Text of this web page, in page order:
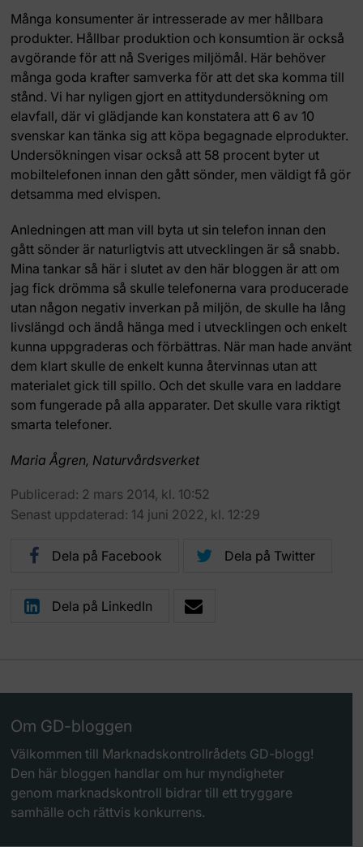
Många konsumenter är intresserade av mer hållbara
produkter. Hållbar produktion och konsumtion är också
avgörande för att nå Sveriges miljömål. Här behöver
många goda krafter samverka för att det ska komma till
stånd. Vi har nyligen gjort en attitydundersökning om
elavfall, där vi glädjande kan konstatera att 6 av 10
svenskar kan tänka sig att köpa begagnade elprodukter.
Undersökningen visar också att 58 procent byter ut
mobiltelefonen innan den gått sönder, men väldigt få gör
detsamma med elvispen.
Anledningen att man vill byta ut sin telefon innan den
gått sönder är naturligtvis att utvecklingen är så snabb.
Mina tankar så här i slutet av den här bloggen är att om
jag fick drömma så skulle telefonerna vara producerade
utan någon negativ inverkan på miljön, de skulle ha lång
livslängd och ändå hänga med i utvecklingen och enkelt
kunna uppgraderas och förbättras. När man hade använt
dem klart skulle de enkelt kunna återvinnas utan att
materialet gick till spillo. Och det skulle vara en laddare
som fungerade på alla apparater. Det skulle vara riktigt
smarta telefoner.
Maria Ågren, Naturvårdsverket
Publicerad: 2 mars 2014, kl. 10:52
Senast uppdaterad: 14 juni 2022, kl. 12:29
Dela på Facebook Dela på Twitter
Dela på LinkedIn
Om GD-bloggen
Välkommen till Marknadskontrollrådets GD-blogg!
Den här bloggen handlar om hur myndigheter
genom marknadskontroll bidrar till ett tryggare
samhälle och rättvis konkurrens.